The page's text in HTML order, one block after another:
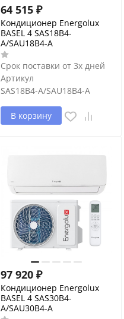
64 515 ₽
Кондиционер Energolux
BASEL 4 SAS18B4-
A/SAU18B4-A
Срок поставки от 3х дней
Артикул
SAS18B4-A/SAU18B4-A
В корзину
97 920 ₽
Кондиционер Energolux
BASEL 4 SAS30B4-
A/SAU30B4-A